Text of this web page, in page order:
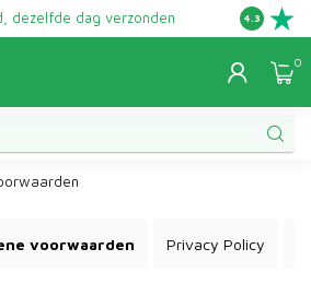
dezelfde dag verzonden Gratis
4.3
0
voorwaarden Privacy Policy